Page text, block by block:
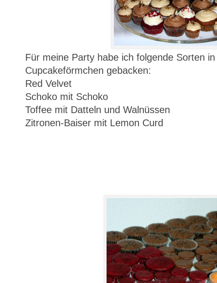
Für meine Party habe ich folgende Sorten
Cupcakeförmchen gebacken:
Red Velvet
Schoko mit Schoko
Toffee mit Datteln und Walnüssen
Zitronen-Baiser mit Lemon Curd